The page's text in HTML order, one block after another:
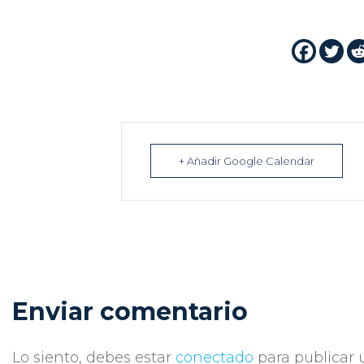
+ Añadir Google Calendar
Enviar comentario
Lo siento, debes estar conectado para publicar